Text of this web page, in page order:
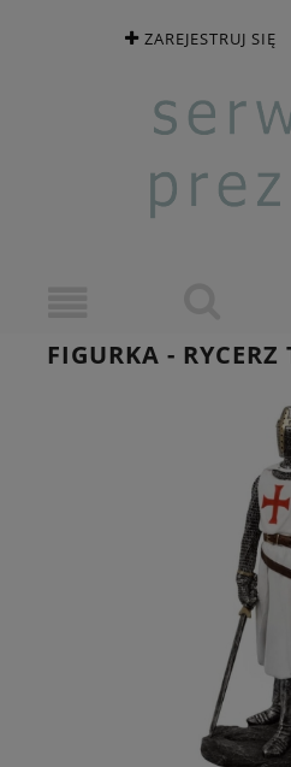
ZAREJESTRUJ SIĘ
FIGURKA -